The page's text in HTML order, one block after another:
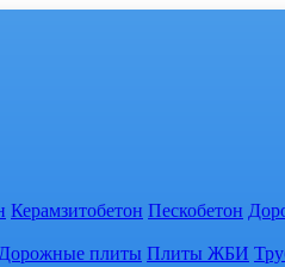
Керамзитобетон Пескобетон
Дорожные плиты Плиты ЖБИ